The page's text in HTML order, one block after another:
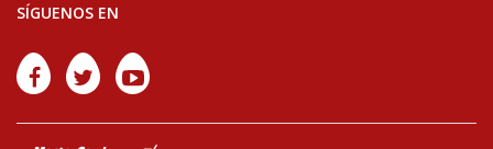
SÍGUENOS EN